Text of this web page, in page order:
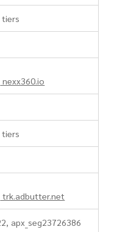
tiers
nexx360.io
tiers
trk.adbutter.net
apx_seg23726386